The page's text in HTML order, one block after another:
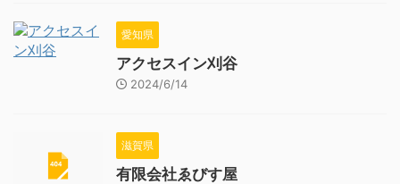
愛知県
アクセスイン刈谷
2024/6/14
滋賀県
有限会社ゑびす屋